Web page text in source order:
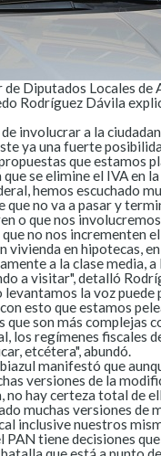
Diputados Locales de
Rodríguez Dávila
involucrar a la
ya una fuerte
que estamos
que se elimine el IVA en
hemos escuchado
que no va a pasar y
o que nos
no nos incrementen el
vivienda en hipotecas,
a la clase media, a
a visitar", detalló
levantamos la voz puede
esto que estamos
que son más complejas
los regímenes fiscales
etcétera", abundó.
manifestó que
versiones de la
no hay certeza total de
muchas versiones de
inclusive nuestros
PAN tiene decisiones